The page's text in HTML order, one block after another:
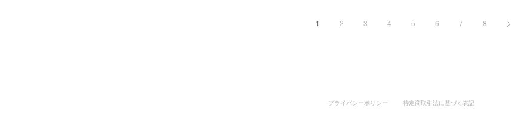
1 2 3 4 5 6 7 8
プライバシーポリシー 特定商取引法に基づく表記